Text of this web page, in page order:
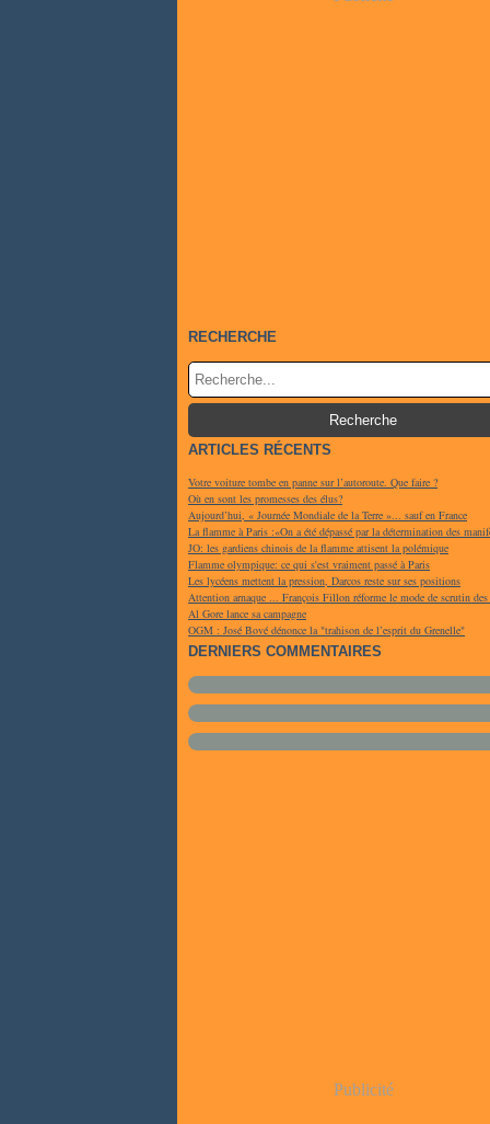
RECHERCHE
ARTICLES RÉCENTS
Votre voiture tombe en panne sur l’autoroute. Que faire ?
Où en sont les promesses des élus?
Aujourd’hui, « Journée Mondiale de la Terre »... sauf en France
La flamme à Paris :«On a été dépassé par la détermination des
JO: les gardiens chinois de la flamme attisent la polémique
Flamme olympique: ce qui s'est vraiment passé à Paris
Les lycéens mettent la pression, Darcos reste sur ses positions
Attention arnaque ... François Fillon réforme le mode de scrutin des
Al Gore lance sa campagne
OGM : José Bové dénonce la "trahison de l’esprit du Grenelle"
DERNIERS COMMENTAIRES
Publicité